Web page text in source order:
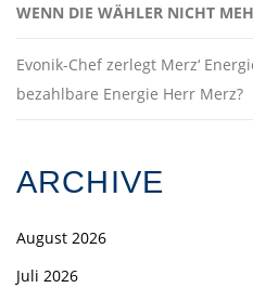
WENN DIE WÄHLER NICHT
Evonik-Chef zerlegt Merz‘
bezahlbare Energie Herr Merz?
ARCHIVE
August 2026
Juli 2026